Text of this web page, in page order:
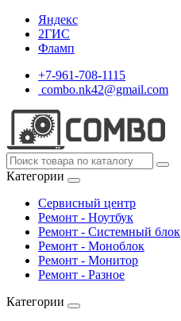
Яндекс
2ГИС
Фламп
+7-961-708-1115
combo.nk42@gmail.com
Категории
Сервисный центр
Ремонт - Ноутбук
Ремонт - Системный блок
Ремонт - Моноблок
Ремонт - Монитор
Ремонт - Разное
Категории